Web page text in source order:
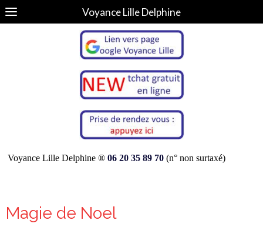
Voyance Lille Delphine
Voyance Lille Delphine ® 06 20 35 89 70 (n° non surtaxé)
Magie de Noel